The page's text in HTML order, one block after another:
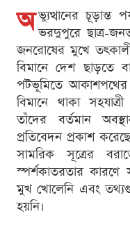
অ ভ্যুত্থানের চূড়ান্ত
ভরদুপুরে ছাত্র-
জনরোষের মুখে
বিমানে দেশ ছাড়তে
পটভূমিতে আকাশপথের
বিমানে থাকা
তাঁদের বর্তমান
প্রতিবেদন প্রকাশ
সামরিক সূত্রের
স্পর্শকাতরতার কারণে
মুখ খোলেনি এবং
হয়নি।